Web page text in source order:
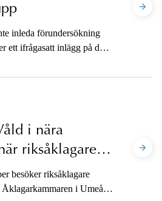
inleda förundersökning
ett ifrågasatt inlägg på den
den 15 september.
i nära
riksåklagaren
besöker riksåklagare
i Umeå.